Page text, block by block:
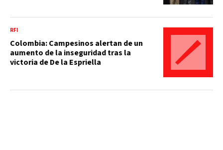
RFI
Colombia: Campesinos alertan de un
aumento de la inseguridad tras la
victoria de De la Espriella